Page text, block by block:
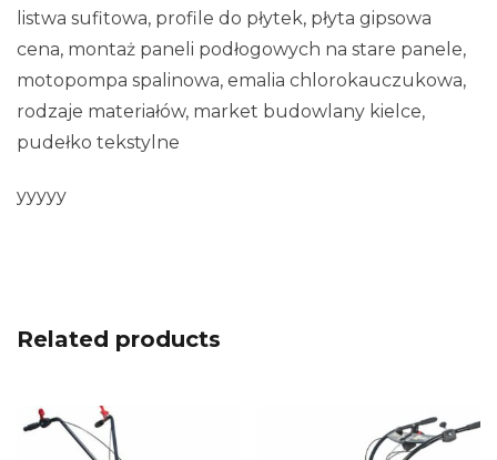
listwa sufitowa, profile do płytek, płyta gipsowa
cena, montaż paneli podłogowych na stare panele,
motopompa spalinowa, emalia chlorokauczukowa,
rodzaje materiałów, market budowlany kielce,
pudełko tekstylne
yyyyy
Related products